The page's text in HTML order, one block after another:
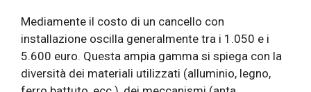
Mediamente il costo di un cancello con
installazione oscilla generalmente tra i 1.050 e i
5.600 euro. Questa ampia gamma si spiega con la
diversità dei materiali utilizzati (alluminio, legno,